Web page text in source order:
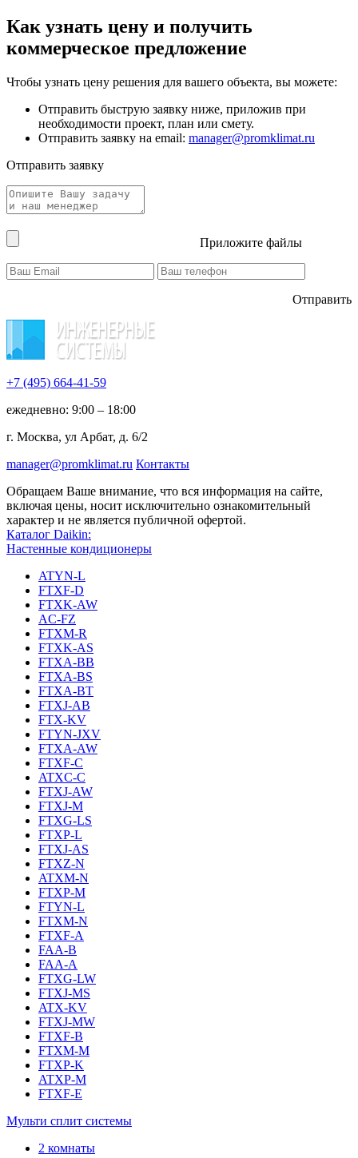
Как узнать цену и получить
коммерческое предложение
Чтобы узнать цену решения для вашего объекта, вы можете:
Отправить быструю заявку ниже, приложив при
необходимости проект, план или смету.
Отправить заявку на email: manager@promklimat.ru
Отправить заявку
Приложите файлы
Отправить
+7 (495) 664-41-59
ежедневно: 9:00 – 18:00
г. Москва, ул Арбат, д. 6/2
manager@promklimat.ru Контакты
Обращаем Ваше внимание, что вся информация на сайте,
включая цены, носит исключительно ознакомительный
характер и не является публичной офертой.
Каталог Daikin:
Настенные кондиционеры
ATYN-L
FTXF-D
FTXK-AW
AC-FZ
FTXM-R
FTXK-AS
FTXA-BB
FTXA-BS
FTXA-BT
FTXJ-AB
FTX-KV
FTYN-JXV
FTXA-AW
FTXF-C
ATXC-C
FTXJ-AW
FTXJ-M
FTXG-LS
FTXP-L
FTXJ-AS
FTXZ-N
ATXM-N
FTXP-M
FTYN-L
FTXM-N
FTXF-A
FAA-B
FAA-A
FTXG-LW
FTXJ-MS
ATX-KV
FTXJ-MW
FTXF-B
FTXM-M
FTXP-K
ATXP-M
FTXF-E
Мульти сплит системы
2 комнаты